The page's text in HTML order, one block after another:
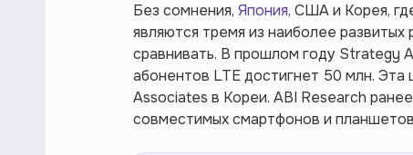
Без сомнения, Япония, США и Корея,
являются тремя из наиболее
сравнивать. В прошлом году Strategy
абонентов LTE достигнет 50 млн.
Associates в Кореи. ABI Research
совместимых смартфонов и